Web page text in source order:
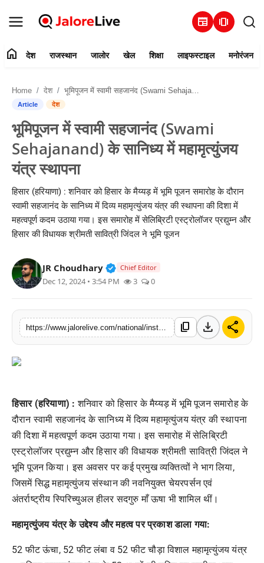
newspaper amp_stories
संपर्क करें
देश
राजस्थान
जालोर
खेल
लाइफस्टाइल
मनोरंजन
तकनीक
विशेष
home देश राजस्थान जालोर खेल शिक्षा लाइफस्टाइल मनोरंजन
Home देश भूमिपूजन में स्वामी सहजानंद (Swami Sehajanand) के सानिध्य में महामृत्युंजय यंत्र स्थापना
Article देश
भूमिपूजन में स्वामी सहजानंद (Swami
Sehajanand) के सानिध्य में महामृत्युंजय
यंत्र स्थापना
हिसार (हरियाणा) : शनिवार को हिसार के मैय्यड़ में भूमि पूजन समारोह के दौरान
स्वामी सहजानंद के सानिध्य में दिव्य महामृत्युंजय यंत्र की स्थापना की दिशा में
महत्वपूर्ण कदम उठाया गया। इस समारोह में सेलिब्रिटी एस्ट्रोलॉजर प्रद्युम्न और
हिसार की विधायक श्रीमती सावित्री जिंदल ने भूमि पूजन
JR Choudhary Verified Public Figure • 30 Mar,
Chief Editor
Dec 12, 2024 • 3:54 PM 3 0
content_copy download share
हिसार (हरियाणा) : शनिवार को हिसार के मैय्यड़ में भूमि पूजन समारोह के
दौरान स्वामी सहजानंद के सानिध्य में दिव्य महामृत्युंजय यंत्र की स्थापना
की दिशा में महत्वपूर्ण कदम उठाया गया। इस समारोह में सेलिब्रिटी
एस्ट्रोलॉजर प्रद्युम्न और हिसार की विधायक श्रीमती सावित्री जिंदल ने
भूमि पूजन किया। इस अवसर पर कई प्रमुख व्यक्तित्वों ने भाग लिया,
जिसमें सिद्ध महामृत्युंजय संस्थान की नवनियुक्त चेयरपर्सन एवं
अंतर्राष्ट्रीय स्पिरिच्युअल हीलर सदगुरु माँ ऊषा भी शामिल थीं।
महामृत्युंजय यंत्र के उद्देश्य और महत्व पर प्रकाश डाला गया:
52 फीट ऊंचा, 52 फीट लंबा व 52 फीट चौड़ा विशाल महामृत्युंजय यंत्र